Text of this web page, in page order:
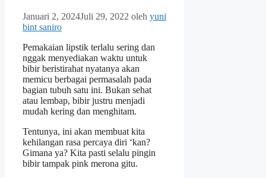
Januari 2, 2024Juli 29, 2022 oleh yuni
bint saniro
Pemakaian lipstik terlalu sering dan
nggak menyediakan waktu untuk
bibir beristirahat nyatanya akan
memicu berbagai permasalah pada
bagian tubuh satu ini. Bukan sehat
atau lembap, bibir justru menjadi
mudah kering dan menghitam.
Tentunya, ini akan membuat kita
kehilangan rasa percaya diri ‘kan?
Gimana ya? Kita pasti selalu pingin
bibir tampak pink merona gitu.